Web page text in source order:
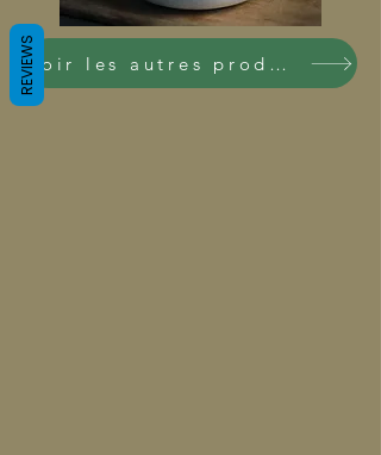
Voir les autres produits
REVIEWS